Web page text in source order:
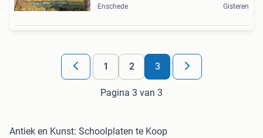
Enschede Gisteren
1 2 3
Pagina 3 van 3
Antiek en Kunst: Schoolplaten te Koop